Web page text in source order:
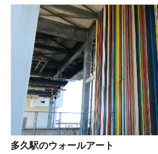
多久駅のウォールアート